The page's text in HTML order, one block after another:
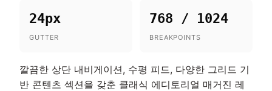
24px
GUTTER
768 / 1024
BREAKPOINTS
깔끔한 상단 내비게이션, 수평 피드, 다양한 그리드 기
반 콘텐츠 섹션을 갖춘 클래식 에디토리얼 매거진 레